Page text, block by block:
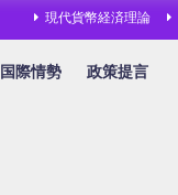
現代貨幣経済理論
国際情勢 政策提言